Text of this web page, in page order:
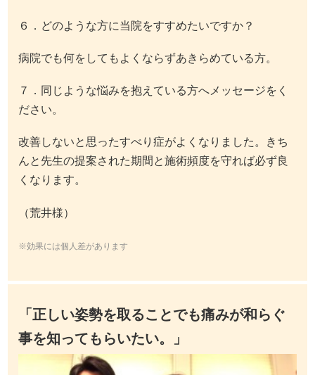
６．どのような方に当院をすすめたいですか？
病院でも何をしてもよくならずあきらめている方。
７．同じような悩みを抱えている方へメッセージをく
ださい。
改善しないと思ったすべり症がよくなりました。きち
んと先生の提案された期間と施術頻度を守れば必ず良
くなります。
（荒井様）
※効果には個人差があります
「正しい姿勢を取ることでも痛みが和らぐ
事を知ってもらいたい。」